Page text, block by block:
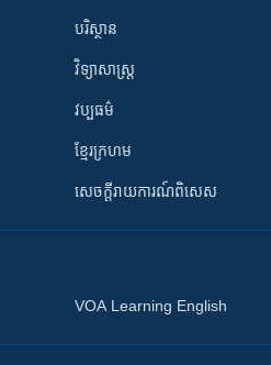
បរិស្ថាន
វិទ្យាសាស្រ្ត
វប្បធម៌
ខ្មែរក្រហម
សេចក្តីរាយការណ៍ពិសេស
VOA Learning English